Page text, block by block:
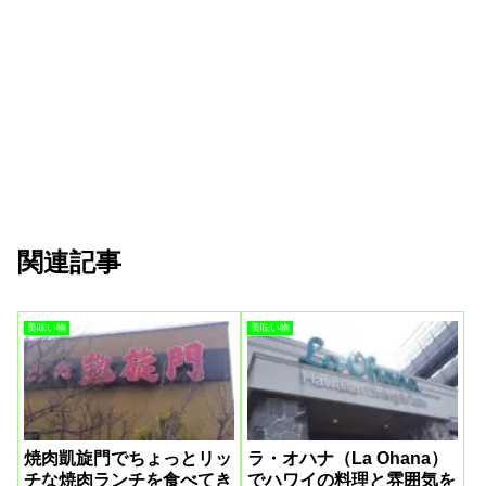
関連記事
美味い物
焼肉凱旋門でちょっとリッ
チな焼肉ランチを食べてき
美味い物
ラ・オハナ（La Ohana）
でハワイの料理と雰囲気を